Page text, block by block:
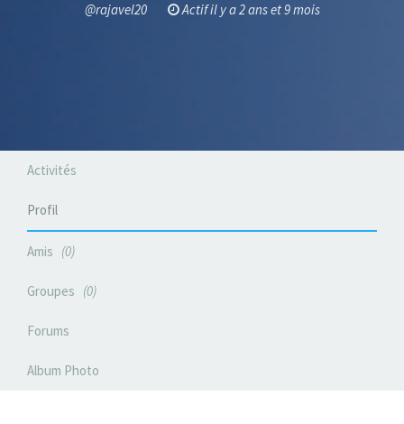
@rajavel20 Actif il y a 2 ans et 9 mois
Activités
Profil
Amis 0
Groupes 0
Forums
Album Photo